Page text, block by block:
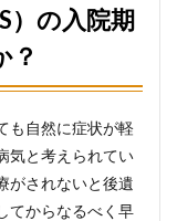
）の入院期
？
も自然に症状が軽
気と考えられてい
がされないと後遺
てからなるべく早